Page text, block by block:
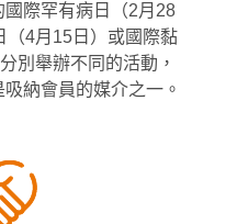
際罕有病日（2月28
（4月15日）或國際黏
別舉辦不同的活動，
納會員的媒介之一。